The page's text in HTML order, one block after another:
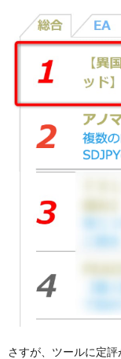
さすが、ツールに定